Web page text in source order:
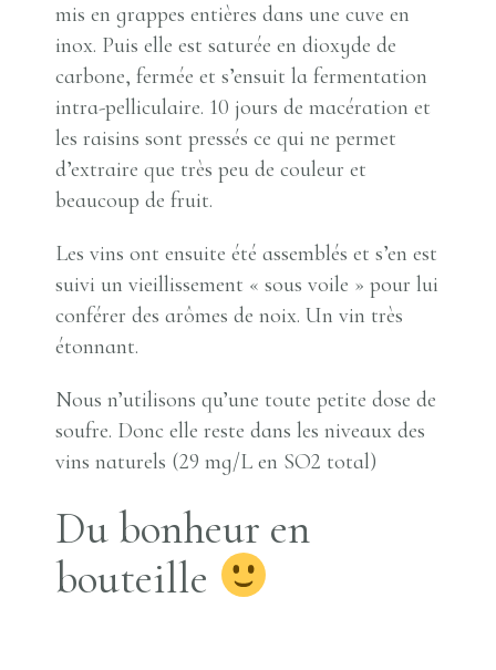
mis en grappes entières dans une cuve en
inox. Puis elle est saturée en dioxyde de
carbone, fermée et s’ensuit la fermentation
intra-pelliculaire. 10 jours de macération et
les raisins sont pressés ce qui ne permet
d’extraire que très peu de couleur et
beaucoup de fruit.
Les vins ont ensuite été assemblés et s’en est
suivi un vieillissement « sous voile » pour lui
conférer des arômes de noix. Un vin très
étonnant.
Nous n’utilisons qu’une toute petite dose de
soufre. Donc elle reste dans les niveaux des
vins naturels (29 mg/L en SO2 total)
Du bonheur en
bouteille